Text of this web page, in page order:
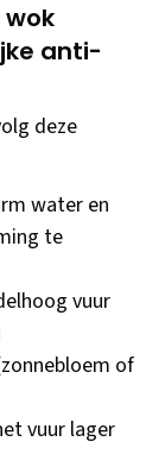
anti-
deze
water en
te
vuur
of
vuur lager